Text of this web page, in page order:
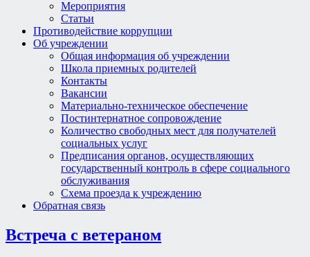
Мероприятия
Статьи
Противодействие коррупции
Об учреждении
Общая информация об учреждении
Школа приемных родителей
Контакты
Вакансии
Материально-техническое обеспечение
Постинтернатное сопровождение
Количество свободных мест для получателей
социальных услуг
Предписания органов, осуществляющих
государственный контроль в сфере социального
обслуживания
Схема проезда к учреждению
Обратная связь
Встреча с ветераном